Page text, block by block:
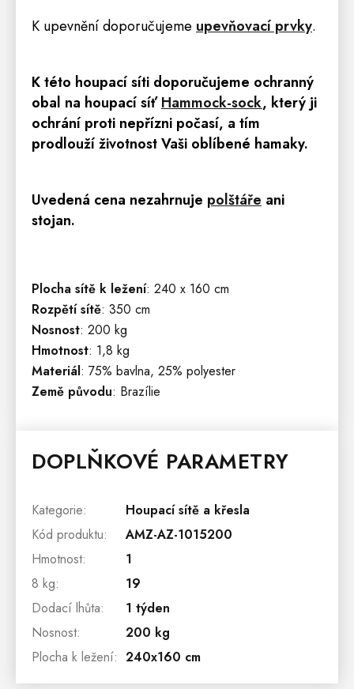
K upevnění doporučujeme upevňovací prvky.
K této houpací síti doporučujeme ochranný
obal na houpací síťHammock-sock, který ji
ochrání proti nepřízni počasí, a tím
prodlouží životnost Vaši oblíbené hamaky.
Uvedená cena nezahrnuje polštáře ani
stojan.
Plocha sítě k ležení: 240 x 160 cm
Rozpětí sítě: 350 cm
Nosnost: 200 kg
Hmotnost: 1,8 kg
Materiál: 75% bavlna, 25% polyester
Země původu: Brazílie
DOPLŇKOVÉ PARAMETRY
Kategorie:
Houpací sítě a křesla
Kód produktu:
AMZ-AZ-1015200
Hmotnost:
1
8 kg:
19
Dodací lhůta:
1 týden
Nosnost:
200 kg
Plocha k ležení: 240x160 cm